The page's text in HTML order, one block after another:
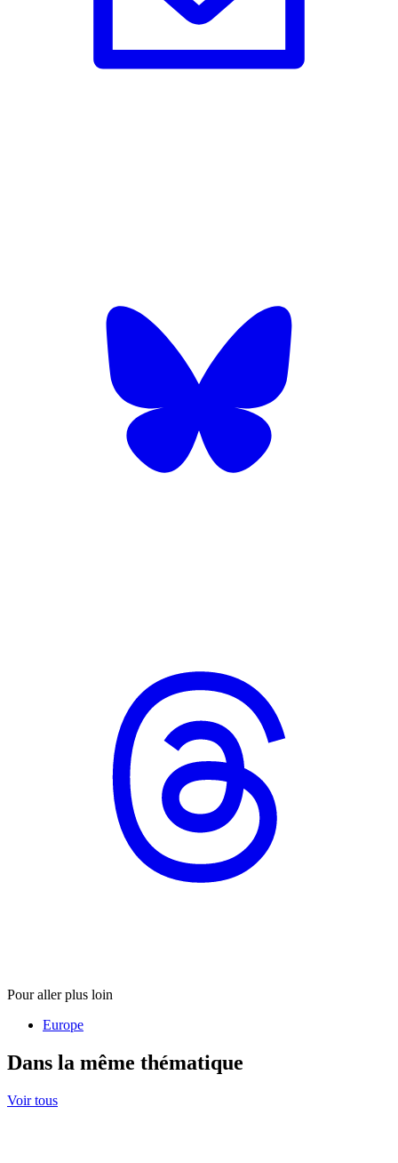
Pour aller plus loin
Europe
Dans la même thématique
Voir tous